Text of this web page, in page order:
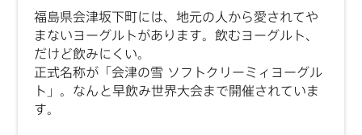
福島県会津坂下町には、地元の人から愛されてや
まないヨーグルトがあります。飲むヨーグルト、
だけど飲みにくい。
正式名称が「会津の雪 ソフトクリーミィヨーグル
ト」。なんと早飲み世界大会まで開催されていま
す。